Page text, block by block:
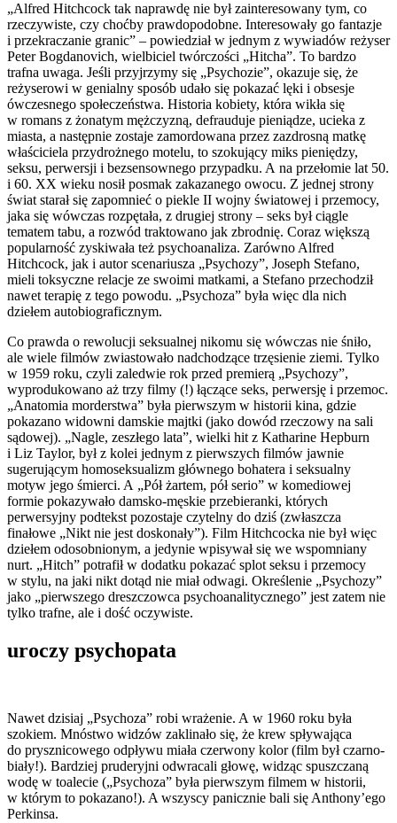
„Alfred Hitchcock tak naprawdę nie był zainteresowany tym, co
rzeczywiste, czy choćby prawdopodobne. Interesowały go fantazje
i przekraczanie granic” – powiedział w jednym z wywiadów reżyser
Peter Bogdanovich, wielbiciel twórczości „Hitcha”. To bardzo
trafna uwaga. Jeśli przyjrzymy się „Psychozie”, okazuje się, że
reżyserowi w genialny sposób udało się pokazać lęki i obsesje
ówczesnego społeczeństwa. Historia kobiety, która wikła się
w romans z żonatym mężczyzną, defrauduje pieniądze, ucieka z
miasta, a następnie zostaje zamordowana przez zazdrosną matkę
właściciela przydrożnego motelu, to szokujący miks pieniędzy,
seksu, perwersji i bezsensownego przypadku. A na przełomie lat 50.
i 60. XX wieku nosił posmak zakazanego owocu. Z jednej strony
świat starał się zapomnieć o piekle II wojny światowej i przemocy,
jaka się wówczas rozpętała, z drugiej strony – seks był ciągle
tematem tabu, a rozwód traktowano jak zbrodnię. Coraz większą
popularność zyskiwała też psychoanaliza. Zarówno Alfred
Hitchcock, jak i autor scenariusza „Psychozy”, Joseph Stefano,
mieli toksyczne relacje ze swoimi matkami, a Stefano przechodził
nawet terapię z tego powodu. „Psychoza” była więc dla nich
dziełem autobiograficznym.
Co prawda o rewolucji seksualnej nikomu się wówczas nie śniło,
ale wiele filmów zwiastowało nadchodzące trzęsienie ziemi. Tylko
w 1959 roku, czyli zaledwie rok przed premierą „Psychozy”,
wyprodukowano aż trzy filmy (!) łączące seks, perwersję i przemoc.
„Anatomia morderstwa” była pierwszym w historii kina, gdzie
pokazano widowni damskie majtki (jako dowód rzeczowy na sali
sądowej). „Nagle, zeszłego lata”, wielki hit z Katharine Hepburn
i Liz Taylor, był z kolei jednym z pierwszych filmów jawnie
sugerującym homoseksualizm głównego bohatera i seksualny
motyw jego śmierci. A „Pół żartem, pół serio” w komediowej
formie pokazywało damsko-męskie przebieranki, których
perwersyjny podtekst pozostaje czytelny do dziś (zwłaszcza
finałowe „Nikt nie jest doskonały”). Film Hitchcocka nie był więc
dziełem odosobnionym, a jedynie wpisywał się we wspomniany
nurt. „Hitch” potrafił w dodatku pokazać splot seksu i przemocy
w stylu, na jaki nikt dotąd nie miał odwagi. Określenie „Psychozy”
jako „pierwszego dreszczowca psychoanalitycznego” jest zatem nie
tylko trafne, ale i dość oczywiste.
uroczy psychopata
Nawet dzisiaj „Psychoza” robi wrażenie. A w 1960 roku była
szokiem. Mnóstwo widzów zaklinało się, że krew spływająca
do prysznicowego odpływu miała czerwony kolor (film był czarno-
biały!). Bardziej pruderyjni odwracali głowę, widząc spuszczaną
wodę w toalecie („Psychoza” była pierwszym filmem w historii,
w którym to pokazano!). A wszyscy panicznie bali się Anthony’ego
Perkinsa.